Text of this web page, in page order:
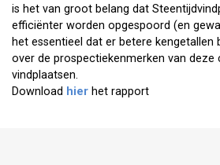
is het van groot belang dat
efficiënter worden opgespoord (en
het essentieel dat er betere kengetallen
over de prospectiekenmerken van deze
vindplaatsen.
Download hier het rapport